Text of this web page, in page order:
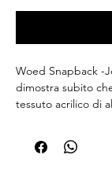
Woed Snapback -
dimostra subito
tessuto acrilico di
stile graffiti e